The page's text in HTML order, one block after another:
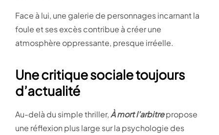
Face à lui, une galerie de personnages incarnant la
foule et ses excès contribue à créer une
atmosphère oppressante, presque irréelle.
Une critique sociale toujours
d’actualité
Au-delà du simple thriller,À mort l’arbitrepropose
une réflexion plus large sur la psychologie des